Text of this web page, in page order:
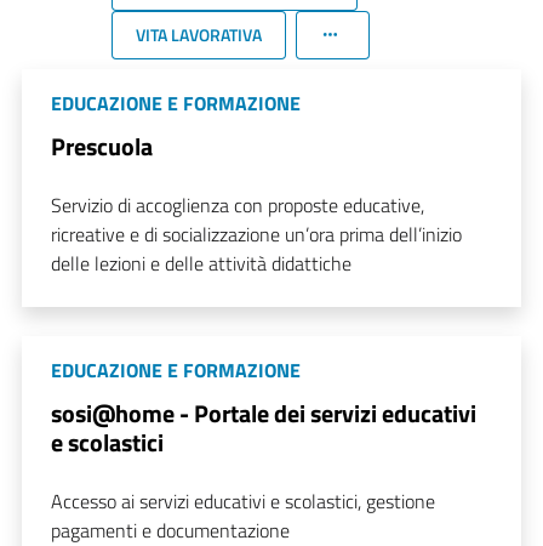
VITA LAVORATIVA
EDUCAZIONE E FORMAZIONE
Prescuola
Servizio di accoglienza con proposte educative,
ricreative e di socializzazione un’ora prima dell’inizio
delle lezioni e delle attività didattiche
EDUCAZIONE E FORMAZIONE
sosi@home - Portale dei servizi educativi
e scolastici
Accesso ai servizi educativi e scolastici, gestione
pagamenti e documentazione